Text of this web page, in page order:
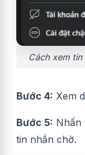
Cách xem
Bước 4: Xem
Bước 5: Nhấn
tin nhắn chờ.